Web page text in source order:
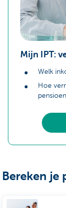
Mijn IPT:
Welk
Hoe
Bereken je